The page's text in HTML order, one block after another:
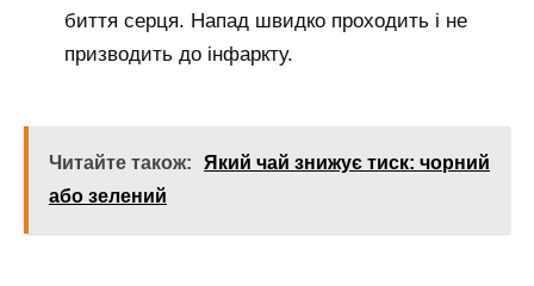
биття серця. Напад швидко проходить і не
призводить до інфаркту.
Читайте також:
Який чай знижує тиск: чорний
або зелений